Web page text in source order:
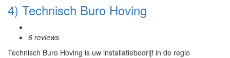
4) Technisch Buro Hoving
6 reviews
Technisch Buro Hoving is uw installatiebedrijf in de regio